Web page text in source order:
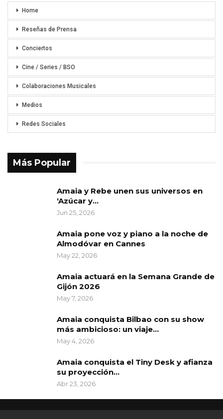
Home
Reseñas de Prensa
Conciertos
Cine / Series / BSO
Colaboraciones Musicales
Medios
Redes Sociales
Más Popular
Amaia y Rebe unen sus universos en
‘Azúcar y…
Jun 25, 2026
Amaia pone voz y piano a la noche de
Almodóvar en Cannes
May 22, 2026
Amaia actuará en la Semana Grande de
Gijón 2026
May 7, 2026
Amaia conquista Bilbao con su show
más ambicioso: un viaje…
May 4, 2026
Amaia conquista el Tiny Desk y afianza
su proyección…
Abr 23, 2026